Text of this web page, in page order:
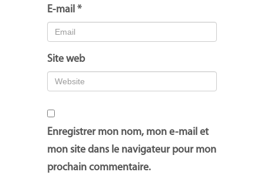
E-mail *
Site web
Enregistrer mon nom, mon e-mail et
mon site dans le navigateur pour mon
prochain commentaire.